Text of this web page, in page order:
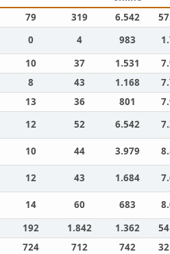
79 319 6.542
0 4 983
10 37 1.531
8 43 1.168
13 36 801
12 52 6.542
10 44 3.979
12 43 1.684
14 60 683
192 1.842 1.362
724 712 742